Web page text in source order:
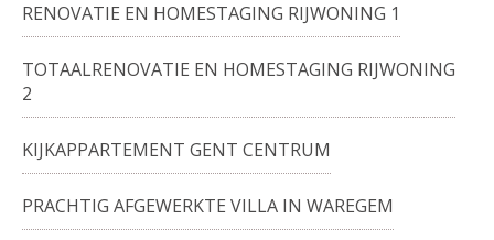
RENOVATIE EN HOMESTAGING RIJWONING 1
TOTAALRENOVATIE EN HOMESTAGING RIJWONING
2
KIJKAPPARTEMENT GENT CENTRUM
PRACHTIG AFGEWERKTE VILLA IN WAREGEM